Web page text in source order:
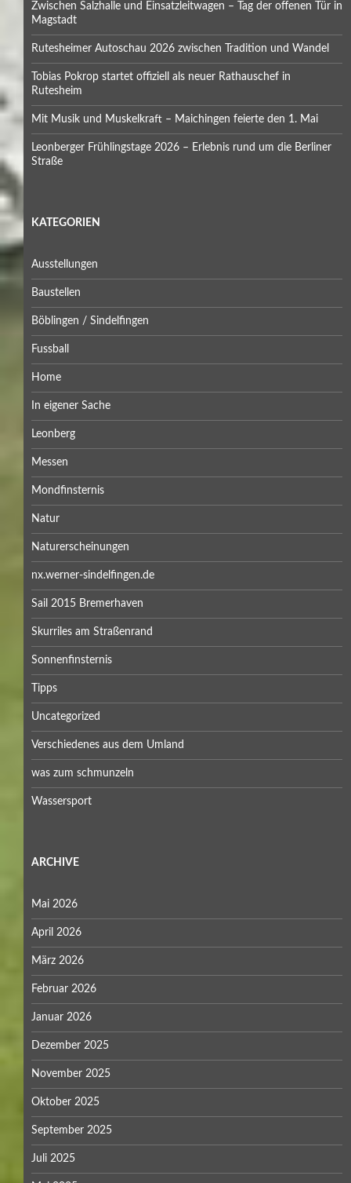
Zwischen Salzhalle und Einsatzleitwagen – Tag der offenen Tür in
Magstadt
Rutesheimer Autoschau 2026 zwischen Tradition und Wandel
Tobias Pokrop startet offiziell als neuer Rathauschef in
Rutesheim
Mit Musik und Muskelkraft – Maichingen feierte den 1. Mai
Leonberger Frühlingstage 2026 – Erlebnis rund um die Berliner
Straße
KATEGORIEN
Ausstellungen
Baustellen
Böblingen / Sindelfingen
Fussball
Home
In eigener Sache
Leonberg
Messen
Mondfinsternis
Natur
Naturerscheinungen
nx.werner-sindelfingen.de
Sail 2015 Bremerhaven
Skurriles am Straßenrand
Sonnenfinsternis
Tipps
Uncategorized
Verschiedenes aus dem Umland
was zum schmunzeln
Wassersport
ARCHIVE
Mai 2026
April 2026
März 2026
Februar 2026
Januar 2026
Dezember 2025
November 2025
Oktober 2025
September 2025
Juli 2025